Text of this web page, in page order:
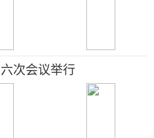
次会议举行